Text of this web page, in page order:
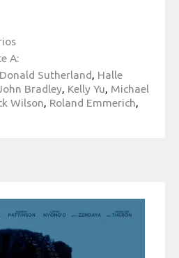
A:
Donald Sutherland Halle
John Bradley Kelly Yu Michael
Wilson Roland Emmerich